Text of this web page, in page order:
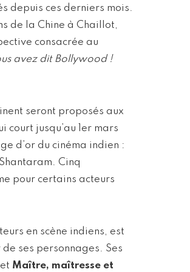
depuis ces derniers mois.
de la Chine à Chaillot,
consacrée au
avez dit Bollywood !
seront proposés aux
jusqu’au 1er mars
d’or du cinéma indien :
Cinq
pour certains acteurs
en scène indiens, est
ses personnages. Ses
Maître, maîtresse et